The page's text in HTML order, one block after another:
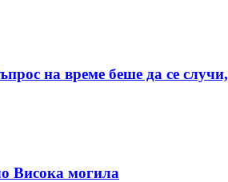
на време беше да се
Висока могила